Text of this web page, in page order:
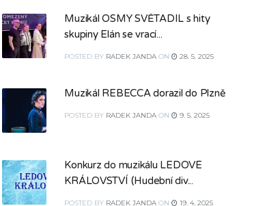
Muzikál OSMÝ SVĚTADÍL s hity
skupiny Elán se vrací...
POSTED BY RADEK JANDA ON 28. 5. 2025
Muzikál REBECCA dorazil do Plzně
POSTED BY RADEK JANDA ON 9. 5. 2025
Konkurz do muzikálu LEDOVÉ
KRÁLOVSTVÍ (Hudební div...
POSTED BY RADEK JANDA ON 19. 4. 2025